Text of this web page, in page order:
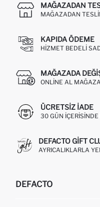
MAĞAZADAN
MAĞAZADAN
KAPIDA ÖDEME
HIZMET BEDELI
MAĞAZADA
ONLINE AL
ÜCRETSIZ IADE
30 GÜN
DEFACTO GIFT
AYRICALIKLARLA
DEFACTO